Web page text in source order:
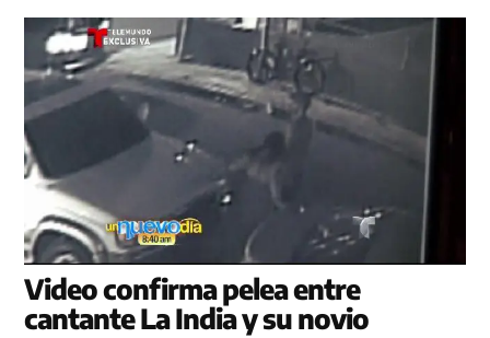
Video confirma pelea entre
cantante La India y su novio